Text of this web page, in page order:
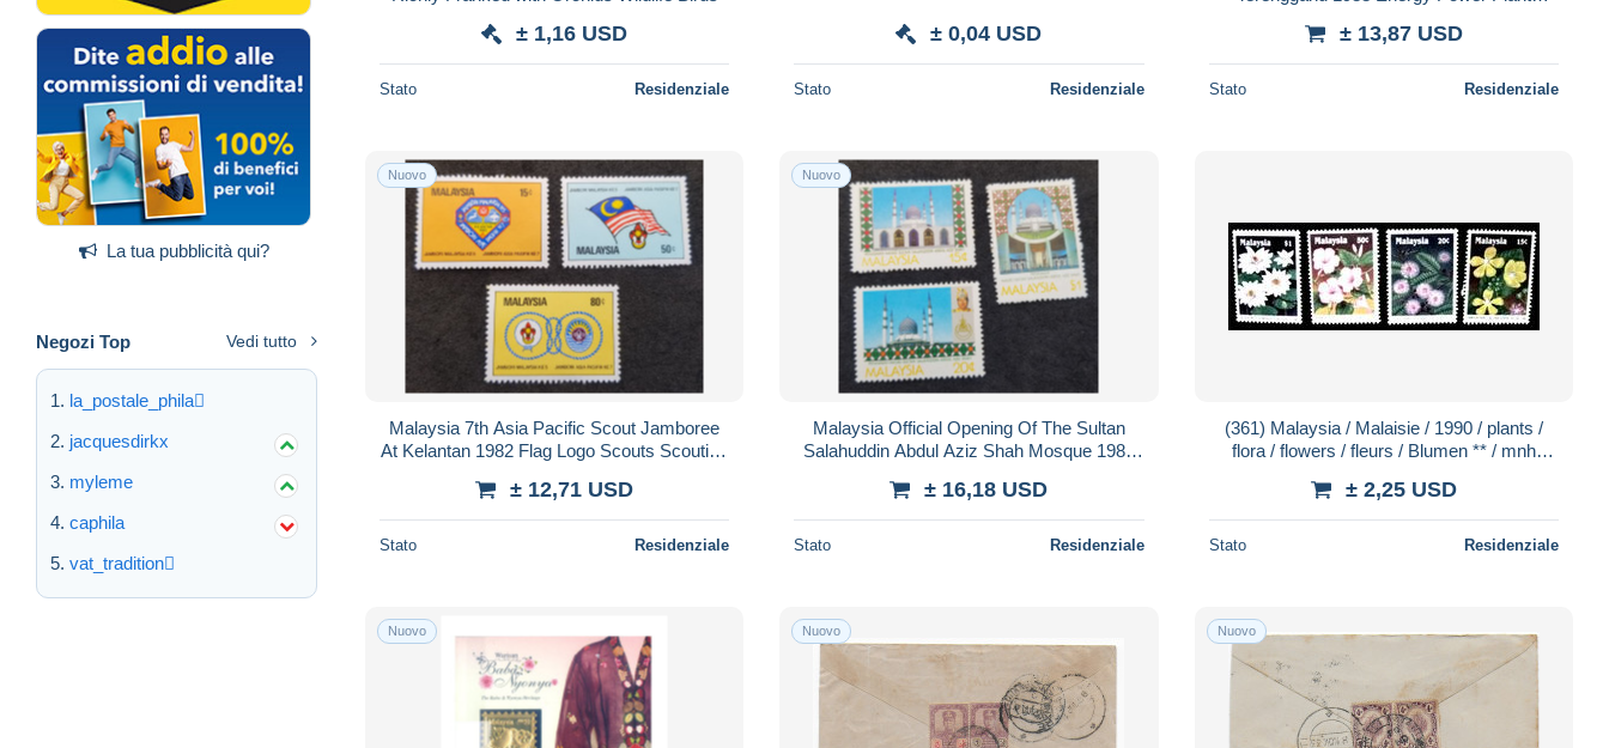
La tua pubblicità qui?
Negozi Top Vedi tutto
la_postale_phila
jacquesdirkx
myleme
caphila
vat_tradition
± 1,16 USD
Stato Residenziale
± 0,04 USD
Stato Residenziale
± 13,87 USD
Stato Residenziale
Nuovo
Malaysia 7th Asia Pacific Scout Jamboree
At Kelantan 1982 Flag Logo Scouts Scouting
± 12,71 USD
Stato Residenziale
Nuovo
Malaysia Official Opening Of The Sultan
Salahuddin Abdul Aziz Shah Mosque 1988
± 16,18 USD
Stato Residenziale
(361) Malaysia / Malaisie / 1990 / plants /
flora / flowers / fleurs / Blumen ** / mnh
± 2,25 USD
Stato Residenziale
Nuovo Nuovo Nuovo